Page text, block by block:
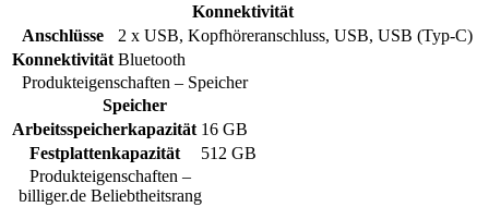
Konnektivität
Anschlüsse
2 x USB, Kopfhöreranschluss, USB, USB (Typ-C)
Konnektivität Bluetooth
Produkteigenschaften – Speicher
Speicher
Arbeitsspeicherkapazität 16 GB
Festplattenkapazität
512 GB
Produkteigenschaften –
billiger.de Beliebtheitsrang